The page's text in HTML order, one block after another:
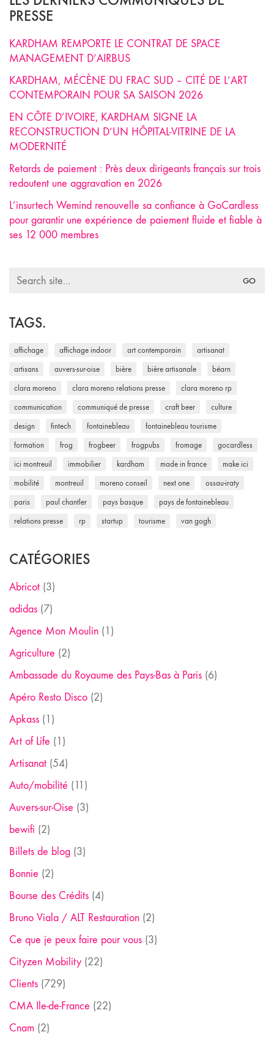
PRESSE
KARDHAM REMPORTE LE CONTRAT DE SPACE
MANAGEMENT D’AIRBUS
KARDHAM, MÉCÈNE DU FRAC SUD – CITÉ DE L’ART
CONTEMPORAIN POUR SA SAISON 2026
EN CÔTE D’IVOIRE, KARDHAM SIGNE LA
RECONSTRUCTION D’UN HÔPITAL-VITRINE DE LA
MODERNITÉ
Retards de paiement : Près deux dirigeants français sur trois
redoutent une aggravation en 2026
L’insurtech Wemind renouvelle sa confiance à GoCardless
pour garantir une expérience de paiement fluide et fiable à
ses 12 000 membres
Search
TAGS.
affichage affichage indoor art contemporain artisanat
artisans auvers-sur-oise bière bière artisanale béarn
clara moreno clara moreno relations presse clara moreno rp
communication communiqué de presse craft beer culture
design fintech fontainebleau fontainebleau tourisme
formation frog frogbeer frogpubs fromage gocardless
ici montreuil immobilier kardham made in france make ici
mobilité montreuil moreno conseil next one ossau-iraty
paris paul chantler pays basque pays de fontainebleau
relations presse rp startup tourisme van gogh
CATÉGORIES
Abricot (3)
adidas (7)
Agence Mon Moulin (1)
Agriculture (2)
Ambassade du Royaume des Pays-Bas à Paris (6)
Apéro Resto Disco (2)
Apkass (1)
Art of Life (1)
Artisanat (54)
Auto/mobilité (11)
Auvers-sur-Oise (3)
bewifi (2)
Billets de blog (3)
Bonnie (2)
Bourse des Crédits (4)
Bruno Viala / ALT Restauration (2)
Ce que je peux faire pour vous (3)
Cityzen Mobility (22)
Clients (729)
CMA Ile-de-France (22)
Cnam (2)